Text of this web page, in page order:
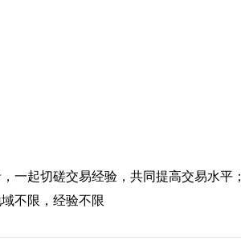
一起切磋交易经验，共同提高交易水平；
不限，经验不限